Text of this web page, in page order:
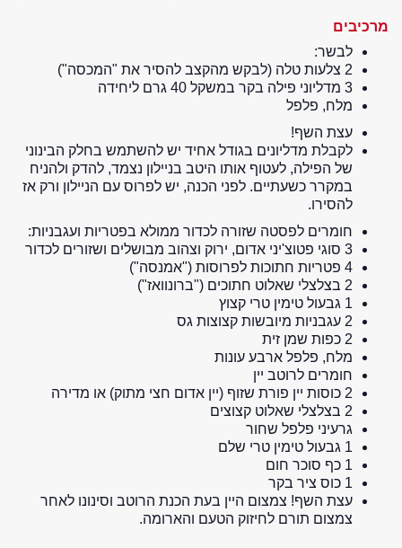
מרכיבים
לבשר:
2 צלעות טלה (לבקש מהקצב להסיר את "המכסה")
3 מדליוני פילה בקר במשקל 40 גרם ליחידה
מלח, פלפל
עצת השף!
לקבלת מדליונים בגודל אחיד יש להשתמש בחלק הבינוני
של הפילה, לעטוף אותו היטב בניילון נצמד, להדק ולהניח
במקרר כשעתיים. לפני הכנה, יש לפרוס עם הניילון ורק אז
להסירו.
חומרים לפסטה שזורה לכדור ממולא בפטריות ועגבניות:
3 סוגי פטוצ'יני אדום, ירוק וצהוב מבושלים ושזורים לכדור
4 פטריות חתוכות לפרוסות ("אמנסה")
2 בצלצלי שאלוט חתוכים ("ברונוואז")
1 גבעול טימין טרי קצוץ
2 עגבניות מיובשות קצוצות גס
2 כפות שמן זית
מלח, פלפל ארבע עונות
חומרים לרוטב יין
2 כוסות יין פורת שזוף (יין אדום חצי מתוק) או מדירה
2 בצלצלי שאלוט קצוצים
גרעיני פלפל שחור
1 גבעול טימין טרי שלם
1 כף סוכר חום
1 כוס ציר בקר
עצת השף! צמצום היין בעת הכנת הרוטב וסינונו לאחר
צמצום תורם לחיזוק הטעם והארומה.